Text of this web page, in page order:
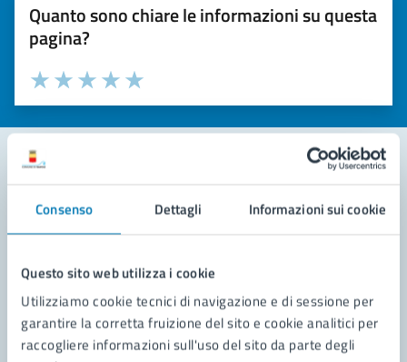
Consenso Dettagli Informazioni sui cookie
Questo sito web utilizza i cookie
Utilizziamo cookie tecnici di navigazione e di sessione per
garantire la corretta fruizione del sito e cookie analitici per
raccogliere informazioni sull'uso del sito da parte degli
Quanto sono chiare le informazioni su questa
pagina?
Valuta la chiarezza delle informazioni (da 1 a 5 stelle)
Seleziona il numero di stelle per valutare la chiarezza delle
Valuta 5 stelle su 5
Valuta 4 stelle su 5
Valuta 3 stelle su 5
Valuta 2 stelle su 5
Valuta 1 stelle su 5
Contatta il comune
Leggi le domande frequenti
Richiedi assistenza
Prenota appuntamento